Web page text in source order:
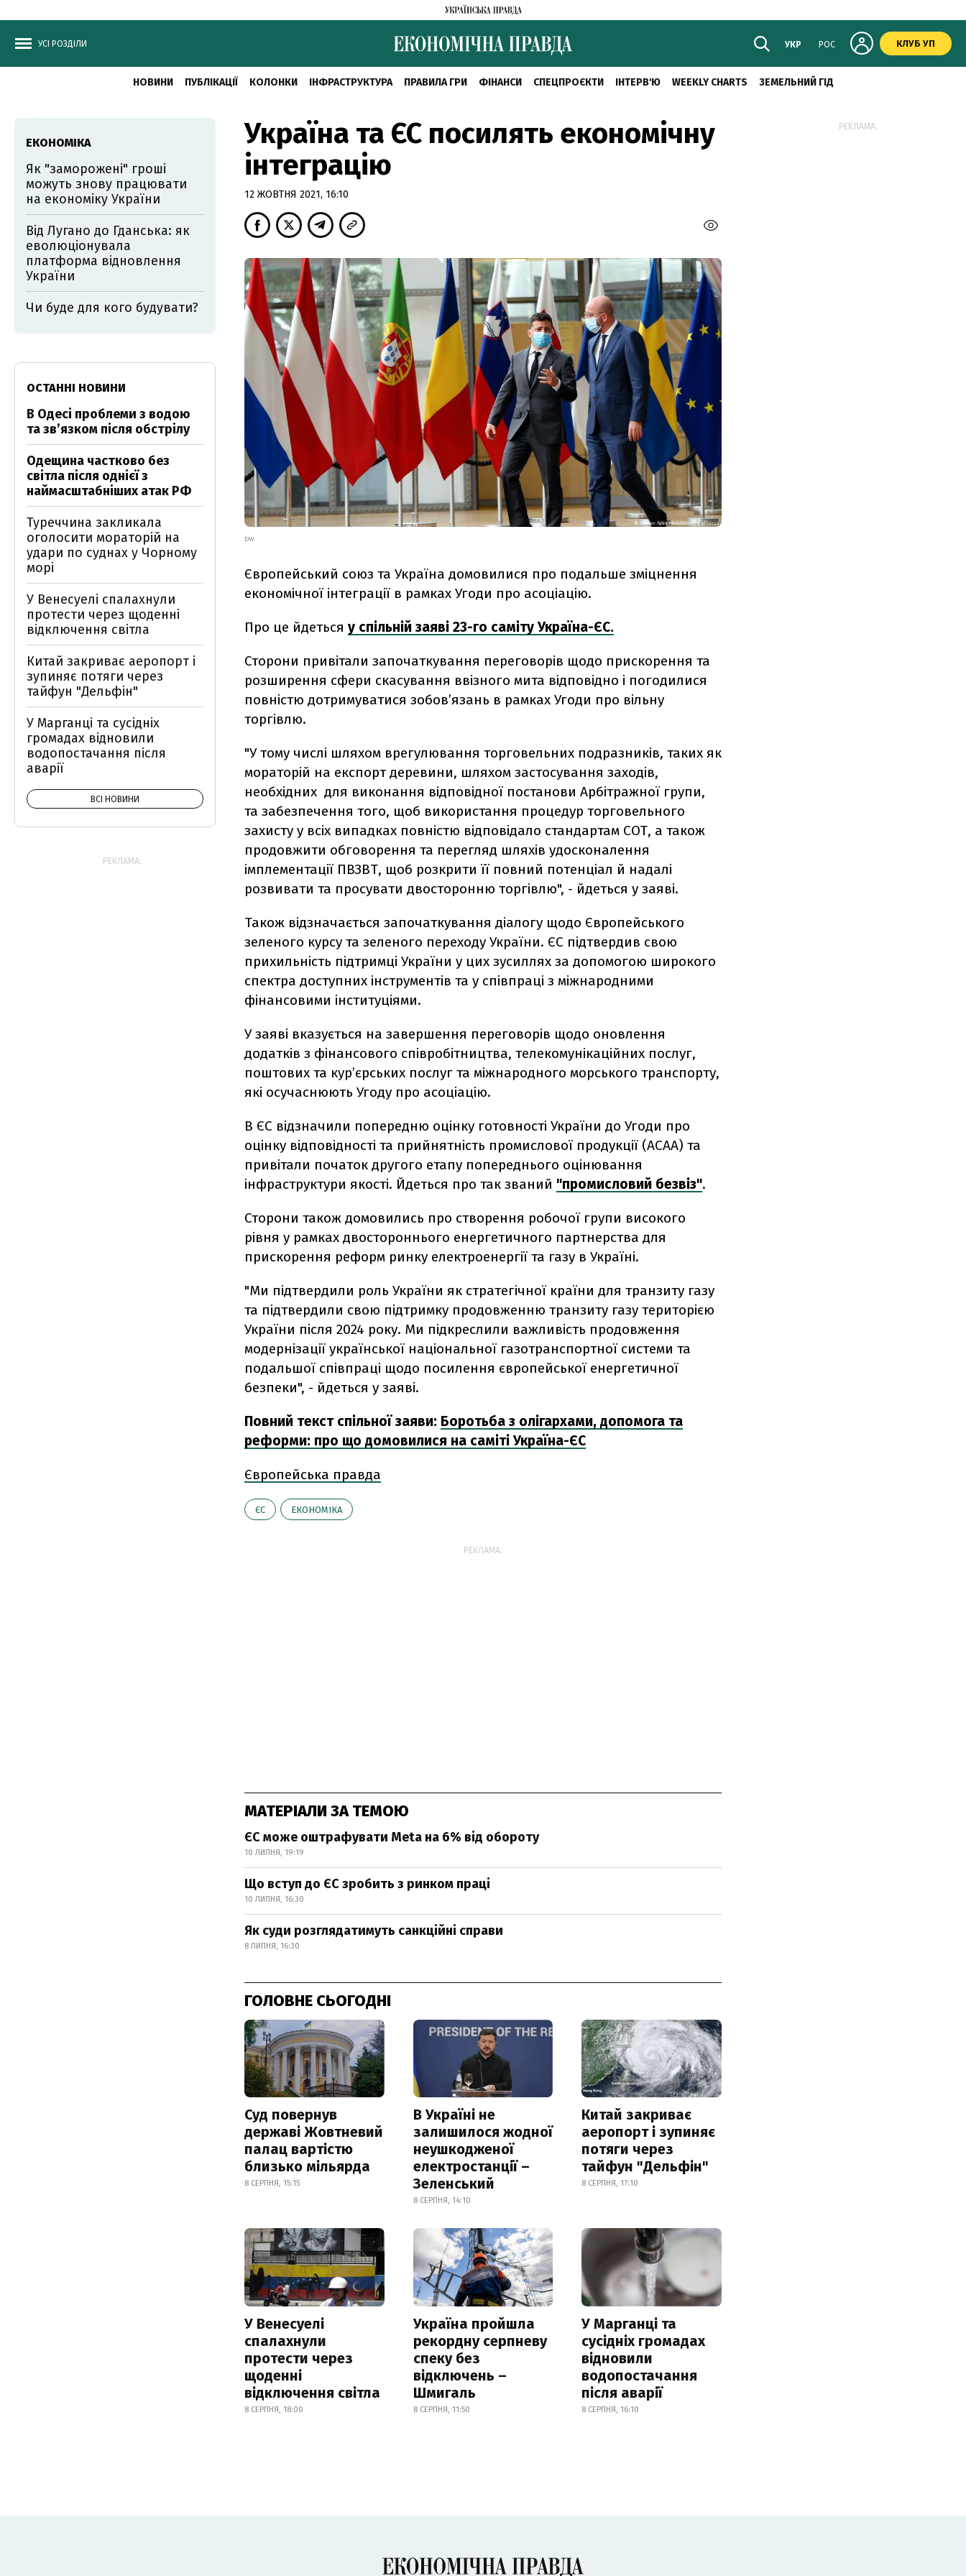
УСІ РОЗДІЛИ УКР РОС КЛУБ УП
НОВИНИ ПУБЛІКАЦІЇ КОЛОНКИ ІНФРАСТРУКТУРА ПРАВИЛА ГРИ ФІНАНСИ СПЕЦПРОЄКТИ ІНТЕРВ'Ю WEEKLY CHARTS ЗЕМЕЛЬНИЙ ГІД
Україна та ЄС посилять економічну
інтеграцію
12 ЖОВТНЯ 2021, 16:10
DW
Європейський союз та Україна домовилися про подальше зміцнення
економічної інтеграції в рамках Угоди про асоціацію.
Про це йдеться у спільній заяві 23-го саміту Україна-ЄС.
Сторони привітали започаткування переговорів щодо прискорення та
розширення сфери скасування ввізного мита відповідно і погодилися
повністю дотримуватися зобов’язань в рамках Угоди про вільну
торгівлю.
"У тому числі шляхом врегулювання торговельних подразників, таких як
мораторій на експорт деревини, шляхом застосування заходів,
необхідних для виконання відповідної постанови Арбітражної групи,
та забезпечення того, щоб використання процедур торговельного
захисту у всіх випадках повністю відповідало стандартам СОТ, а також
продовжити обговорення та перегляд шляхів удосконалення
імплементації ПВЗВТ, щоб розкрити її повний потенціал й надалі
розвивати та просувати двосторонню торгівлю", - йдеться у заяві.
Також відзначається започаткування діалогу щодо Європейського
зеленого курсу та зеленого переходу України. ЄС підтвердив свою
прихильність підтримці України у цих зусиллях за допомогою широкого
спектра доступних інструментів та у співпраці з міжнародними
фінансовими інституціями.
У заяві вказується на завершення переговорів щодо оновлення
додатків з фінансового співробітництва, телекомунікаційних послуг,
поштових та кур’єрських послуг та міжнародного морського транспорту,
які осучаснюють Угоду про асоціацію.
В ЄС відзначили попередню оцінку готовності України до Угоди про
оцінку відповідності та прийнятність промислової продукції (ACAA) та
привітали початок другого етапу попереднього оцінювання
інфраструктури якості. Йдеться про так званий "промисловий безвіз".
Сторони також домовились про створення робочої групи високого
рівня у рамках двостороннього енергетичного партнерства для
прискорення реформ ринку електроенергії та газу в Україні.
"Ми підтвердили роль України як стратегічної країни для транзиту газу
та підтвердили свою підтримку продовженню транзиту газу територією
України після 2024 року. Ми підкреслили важливість продовження
модернізації української національної газотранспортної системи та
подальшої співпраці щодо посилення європейської енергетичної
безпеки", - йдеться у заяві.
Повний текст спільної заяви: Боротьба з олігархами, допомога та
реформи: про що домовилися на саміті Україна-ЄС
Європейська правда
ЄС ЕКОНОМІКА
РЕКЛАМА:
МАТЕРІАЛИ ЗА ТЕМОЮ
ЄС може оштрафувати Meta на 6% від обороту
10 ЛИПНЯ, 19:19
Що вступ до ЄС зробить з ринком праці
10 ЛИПНЯ, 16:30
Як суди розглядатимуть санкційні справи
8 ЛИПНЯ, 16:30
ГОЛОВНЕ СЬОГОДНІ
Суд повернув
державі Жовтневий
палац вартістю
близько мільярда
8 СЕРПНЯ, 15:15
В Україні не
залишилося жодної
неушкодженої
електростанції –
Зеленський
8 СЕРПНЯ, 14:10
Китай закриває
аеропорт і зупиняє
потяги через
тайфун "Дельфін"
8 СЕРПНЯ, 17:10
У Венесуелі
спалахнули
протести через
щоденні
відключення світла
8 СЕРПНЯ, 18:00
Україна пройшла
рекордну серпневу
спеку без
відключень –
Шмигаль
8 СЕРПНЯ, 11:50
У Марганці та
сусідніх громадах
відновили
водопостачання
після аварії
8 СЕРПНЯ, 16:10
ЕКОНОМІКА
Як "заморожені" гроші
можуть знову працювати
на економіку України
Від Лугано до Гданська: як
еволюціонувала
платформа відновлення
України
Чи буде для кого будувати?
ОСТАННІ НОВИНИ
В Одесі проблеми з водою
та звʼязком після обстрілу
Одещина частково без
світла після однієї з
наймасштабніших атак РФ
Туреччина закликала
оголосити мораторій на
удари по суднах у Чорному
морі
У Венесуелі спалахнули
протести через щоденні
відключення світла
Китай закриває аеропорт і
зупиняє потяги через
тайфун "Дельфін"
У Марганці та сусідніх
громадах відновили
водопостачання після
аварії
ВСІ НОВИНИ
РЕКЛАМА:
РЕКЛАМА: